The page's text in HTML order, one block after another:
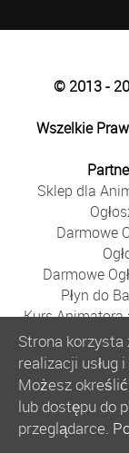
© 2013 -
Wszelkie
Sklep dla
Darmowe
Darmowe
Płyn do
Kurs Animatora
Bezpłatne
Bańki
Szkolenie
Kurs
Kurs
Strona
realizacji usług
Możesz
lub dostępu do
przeglądarce.